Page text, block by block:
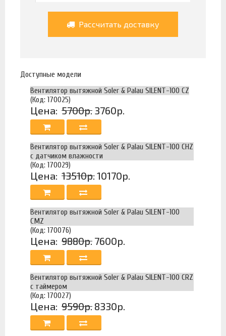
Рассчитать доставку
Доступные модели
Вентилятор вытяжной Soler & Palau SILENT-100 CZ
(Код: 170025)
Цена: 5700р. 3760р.
Вентилятор вытяжной Soler & Palau SILENT-100 CHZ
с датчиком влажности
(Код: 170029)
Цена: 13510р.10170р.
Вентилятор вытяжной Soler & Palau SILENT-100
CMZ
(Код: 170076)
Цена: 9880р. 7600р.
Вентилятор вытяжной Soler & Palau SILENT-100 CRZ
с таймером
(Код: 170027)
Цена: 9590р. 8330р.